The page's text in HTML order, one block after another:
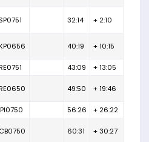
32:14 + 2:10
40:19 + 10:15
43:09 + 13:05
49:50 + 19:46
56:26 + 26:22
60:31 + 30:27